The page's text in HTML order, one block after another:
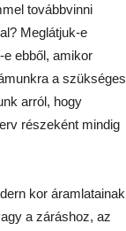
továbbvinni
Meglátjuk-e
ebből, amikor
a szükséges
arról, hogy
részeként mindig
kor áramlatainak
a záráshoz, az